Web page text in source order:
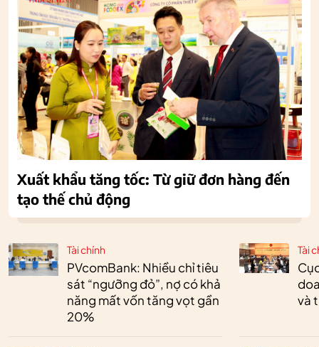
Tài chính
PVcomBank: Nhiều chỉ tiêu
sát “ngưỡng đỏ”, nợ có khả
năng mất vốn tăng vọt gần
20%
Tài
và
Xuất khẩu tăng tốc: Từ giữ đơn hàng đến
tạo thế chủ động